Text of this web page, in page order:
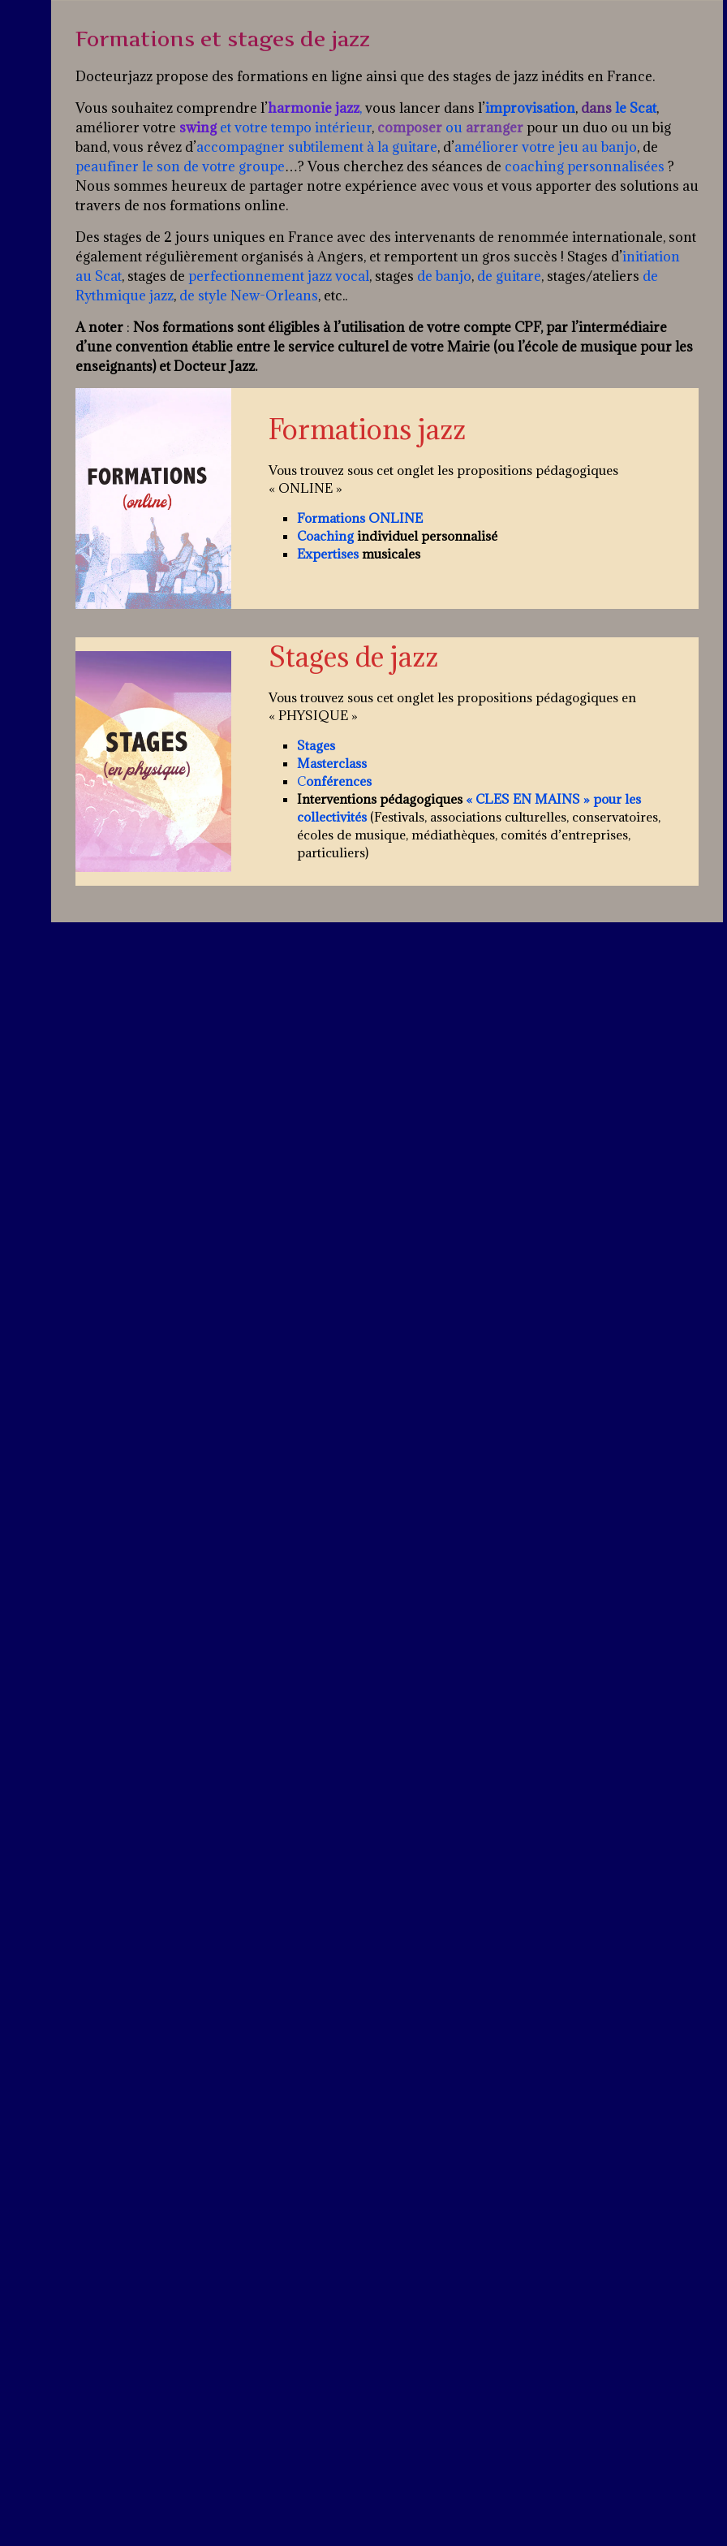
Formations et stages de jazz
Docteurjazz propose des formations en ligne ainsi que des stages de jazz inédits en France.
Vous souhaitez comprendre l’harmonie jazz,vous lancer dans l’improvisation, dansle Scat,
améliorer votre swinget votre tempo intérieur, composer ou arrangerpour un duo ou un big
band, vous rêvez d’accompagner subtilement à la guitare, d’améliorer votre jeu au banjo, de
peaufiner le son de votre groupe…? Vous cherchez des séances de coaching personnalisées ?
Nous sommes heureux de partager notre expérience avec vous et vous apporter des solutions au
travers de nos formations online.
Des stages de 2 jours uniques en France avec des intervenants de renommée internationale, sont
également régulièrement organisés à Angers, et remportent un gros succès ! Stages d’initiation
au Scat, stages de perfectionnement jazz vocal, stages de banjo, de guitare, stages/ateliers de
Rythmique jazz, de style New-Orleans, etc..
A noter : Nos formations sont éligibles à l’utilisation de votre compte CPF, par l’intermédiaire
d’une convention établie entre le service culturel de votre Mairie (ou l’école de musique pour les
enseignants) et Docteur Jazz.
Formations jazz
Vous trouvez sous cet onglet les propositions pédagogiques
« ONLINE »
Formations ONLINE
Coachingindividuel personnalisé
Expertisesmusicales
Stages de jazz
Vous trouvez sous cet onglet les propositions pédagogiques en
« PHYSIQUE »
Stages
Masterclass
Conférences
Interventions pédagogiques « CLES EN MAINS » pour les
collectivités (Festivals, associations culturelles, conservatoires,
écoles de musique, médiathèques, comités d’entreprises,
particuliers)